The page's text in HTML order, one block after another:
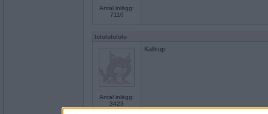
Antal inlägg:
7110
lolololololo
Antal inlägg:
3423
Kallsup